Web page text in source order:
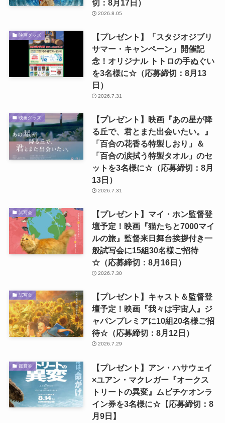
切：8月17日）
2026.8.05
映画グッズ
【プレゼント】「スタジオジブリ
サマー・キャンペーン」開催記
念！オリジナル トトロの手ぬぐい
を3名様に☆（応募締切：8月13
日）
2026.7.31
映画グッズ
【プレゼント】映画『あの星が降
る丘で、君とまた出会いたい。』
「百合の花香る特製しおり」＆
「百合の涙拭う特製タオル」のセ
ットを3名様に☆（応募締切：8月
13日）
2026.7.31
試写会
【プレゼント】マイ・ホン監督登
壇予定！映画『猫たちと7000マイ
ルの旅』監督来日舞台挨拶付き一
般試写会に15組30名様ご招待
☆（応募締切：8月16日）
2026.7.30
試写会
【プレゼント】キャスト＆監督登
壇予定！映画『我々は宇宙人』ジ
ャパンプレミアに10組20名様ご招
待☆（応募締切：8月12日）
2026.7.29
鑑賞券
【プレゼント】アン・ハサウェイ
×ユアン・マクレガー『オークス
トリートの異変』ムビチケオンラ
イン券を3名様に☆【応募締切：8
月9日】